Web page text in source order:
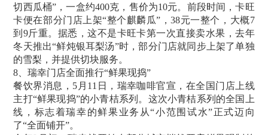
切西瓜桶”，一盒约400克，售价为10元。前段时间，卡旺
卡便在部分门店上架“整个麒麟瓜”，38元一整个，大概7
到9斤重。据悉，这不是卡旺卡第一次直接卖水果，去年
冬天推出“鲜炖银耳梨汤”时，部分门店就同步上架了单独
的雪梨，并提供切块服务。
8、瑞幸门店全面推行“鲜果现捣”
餐饮界消息，5月11日，瑞幸咖啡官宣，在全国门店上线
主打“鲜果现捣”的小青桔系列。这次小青桔系列的全国上
线，标志着瑞幸的鲜果业务从“小范围试水”正式迈向
了“全面铺开”。